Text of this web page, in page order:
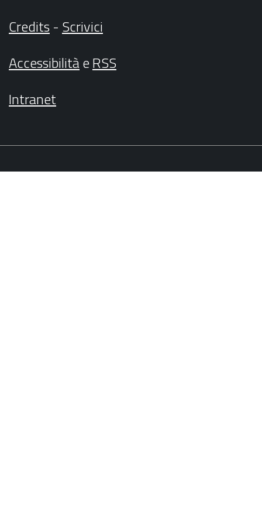
Credits- Scrivici
AccessibilitàeRSS
Intranet